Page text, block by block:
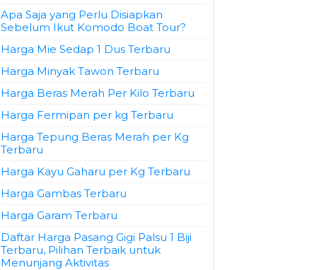
Apa Saja yang Perlu Disiapkan
Sebelum Ikut Komodo Boat Tour?
Harga Mie Sedap 1 Dus Terbaru
Harga Minyak Tawon Terbaru
Harga Beras Merah Per Kilo Terbaru
Harga Fermipan per kg Terbaru
Harga Tepung Beras Merah per Kg
Terbaru
Harga Kayu Gaharu per Kg Terbaru
Harga Gambas Terbaru
Harga Garam Terbaru
Daftar Harga Pasang Gigi Palsu 1 Biji
Terbaru, Pilihan Terbaik untuk
Menunjang Aktivitas